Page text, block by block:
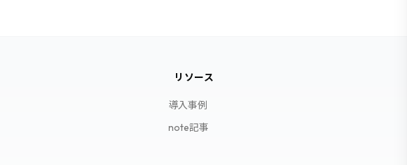
リソース
導入事例
note記事